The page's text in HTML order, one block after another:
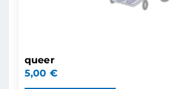
queer
5,00 €